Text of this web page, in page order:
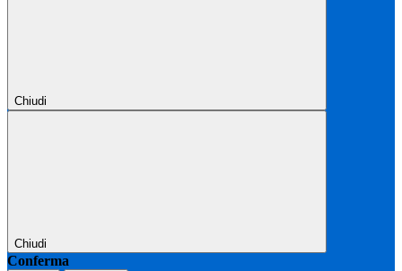
Chiudi
Chiudi
Conferma